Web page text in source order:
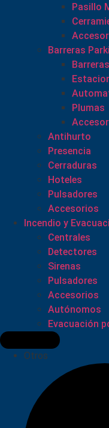
Pasillo
Barreras
Barreras
Plumas
Antihurto
Presencia
Cerraduras
Hoteles
Pulsadores
Accesorios
Incendio y
Centrales
Detectores
Sirenas
Pulsadores
Accesorios
Autónomos
Evacuación
Otros